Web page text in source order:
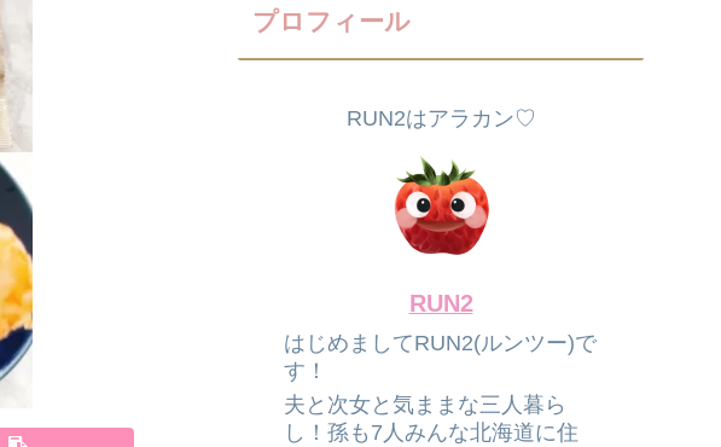
プロフィール
RUN2はアラカン♡
RUN2
はじめましてRUN2(ルンツー)で
す！
夫と次女と気ままな三人暮ら
し！孫も7人みんな北海道に住